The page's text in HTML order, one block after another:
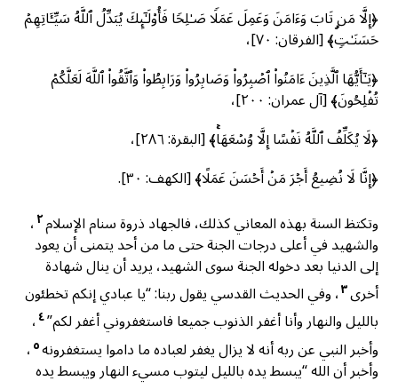
﴿إِلَّا مَن تَابَ وَءَامَنَ وَعَمِلَ عَمَلࣰا صَـٰلِحࣰا فَأُو۟لَـٰۤىِٕكَ یُبَدِّلُ ٱللَّهُ سَیِّـَٔاتِهِمۡ
حَسَنَـٰتࣲۗ﴾ [الفرقان: ٧٠]،
﴿یَـٰۤأَیُّهَا ٱلَّذِینَ ءَامَنُوا۟ ٱصۡبِرُوا۟ وَصَابِرُوا۟ وَرَابِطُوا۟ وَٱتَّقُوا۟ ٱللَّهَ لَعَلَّكُمۡ
تُفۡلِحُونَ﴾ [آل عمران: ٢٠٠]،
﴿لَا يُكَلِّفُ ٱللَّهُ نَفۡسًا إِلَّا وُسۡعَهَاۚ﴾ [البقرة: ٢٨٦]،
﴿إِنَّا لَا نُضِيعُ أَجۡرَ مَنۡ أَحۡسَنَ عَمَلًا﴾ [الكهف: ٣٠].
وتكتظ السنة بهذه المعاني كذلك، فالجهاد ذروة سنام الإسلام٢،
والشهيد في أعلى درجات الجنة حتى ما من أحد يتمنى أن يعود
إلى الدنيا بعد دخوله الجنة سوى الشهيد، يريد أن ينال شهادة
أخرى٣، وفي الحديث القدسي يقول ربنا: “يا عبادي إنكم تخطئون
بالليل والنهار وأنا أغفر الذنوب جميعا فاستغفروني أغفر لكم”٤،
وأخبر النبي عن ربه أنه لا يزال يغفر لعباده ما داموا يستغفرونه٥،
وأخبر أن الله “يبسط يده بالليل ليتوب مسيء النهار ويبسط يده